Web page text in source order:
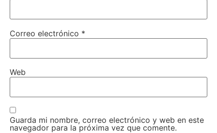
Correo electrónico *
Web
Guarda mi nombre, correo electrónico y web en este
navegador para la próxima vez que comente.